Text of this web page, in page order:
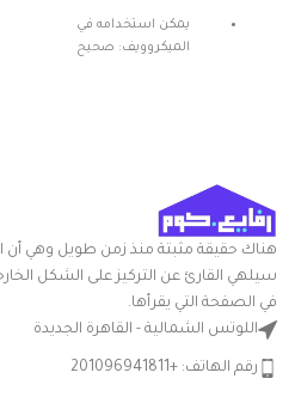
يمكن استخدامه في
الميكروويف: صحيح
هناك حقيقة مثبتة منذ زمن طويل وهي أن
سيلهي القارئ عن التركيز على الشكل
في الصفحة التي يقرأها.
اللوتس الشمالية - القاهرة الجديدة
رقم الهاتف: +201096941811